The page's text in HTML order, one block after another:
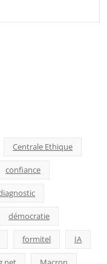
Centrale Ethique
confiance
démocratie
formitel IA